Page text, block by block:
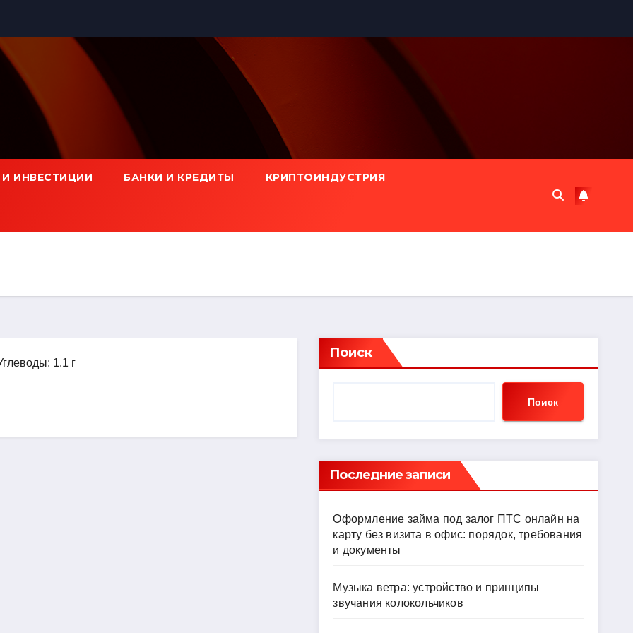
И ИНВЕСТИЦИИ БАНКИ И КРЕДИТЫ КРИПТОИНДУСТРИЯ
1.1 г
Поиск
Поиск
Последние записи
Оформление займа под залог ПТС онлайн на
карту без визита в офис: порядок, требования
и документы
Музыка ветра: устройство и принципы
звучания колокольчиков